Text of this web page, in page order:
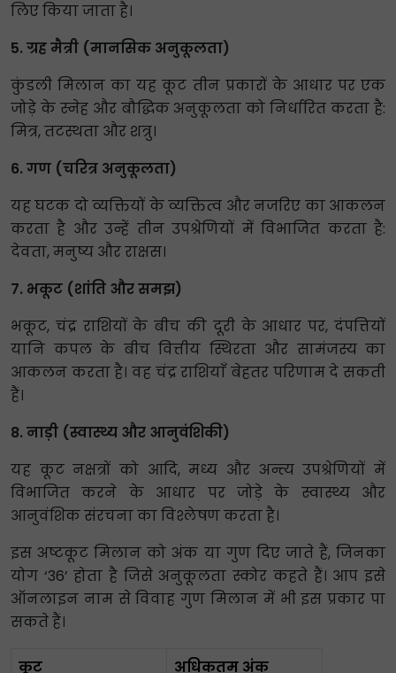
लिए किया जाता है।
5. ग्रह मैत्री (मानसिक अनुकूलता)
कुंडली मिलान का यह कूट तीन प्रकारों के आधार पर एक
जोड़े के स्नेह और बौद्धिक अनुकूलता को निर्धारित करता है:
मित्र, तटस्थता और शत्रु।
6. गण (चरित्र अनुकूलता)
यह घटक दो व्यक्तियों के व्यक्तित्व और नजरिए का आकलन
करता है और उन्हें तीन उपश्रेणियों में विभाजित करता है:
देवता, मनुष्य और राक्षस।
7. भकूट (शांति और समझ)
भकूट, चंद्र राशियों के बीच की दूरी के आधार पर, दंपत्तियों
यानि कपल के बीच वित्तीय स्थिरता और सामंजस्य का
आकलन करता है। वह चंद्र राशियाँ बेहतर परिणाम दे सकती
हैं।
8. नाड़ी (स्वास्थ्य और आनुवंशिकी)
यह कूट नक्षत्रों को आदि, मध्य और अन्त्य उपश्रेणियों में
विभाजित करने के आधार पर जोड़े के स्वास्थ्य और
आनुवंशिक संरचना का विश्लेषण करता है।
इस अष्टकूट मिलान को अंक या गुण दिए जाते हैं, जिनका
योग ‘36’ होता है जिसे अनुकूलता स्कोर कहते हैं। आप इसे
ऑनलाइन नाम से विवाह गुण मिलान में भी इस प्रकार पा
सकते हैं।
कूट
अधिकतम अंक